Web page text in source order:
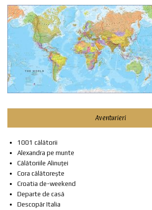
Aventurieri
1001 călătorii
Alexandra pe munte
Călătoriile Alinuței
Cora călătorește
Croatia de-weekend
Departe de casă
Descopăr Italia